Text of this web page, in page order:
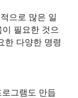
으로 많은 일
필요한 것으
한 다양한 명령